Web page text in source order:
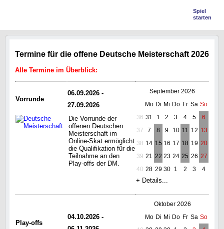
Spiel
starten
Termine für die offene Deutsche Meisterschaft 2026
Alle Termine im Überblick:
Vorrunde
06.09.2026 -
27.09.2026
September 2026
Mo Di Mi Do Fr Sa So
36 31 1 2 3 4 5
6
37
7 8 9 10 11 12 13
38 14 15 16 17 18 19 20
39 21 22 23 24 25 26 27
40 28 29 30 1 2 3 4
Die Vorrunde der
offenen Deutschen
Meisterschaft im
Online-Skat ermöglicht
die Qualifikation für die
Teilnahme an den
Play-offs der DM.
+ Details...
Play-offs
04.10.2026 -
Oktober 2026
Mo Di Mi Do Fr Sa So